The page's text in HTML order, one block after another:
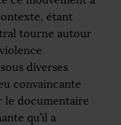
étant
tourne autour
diverses
convaincante
le documentaire
qu’il a